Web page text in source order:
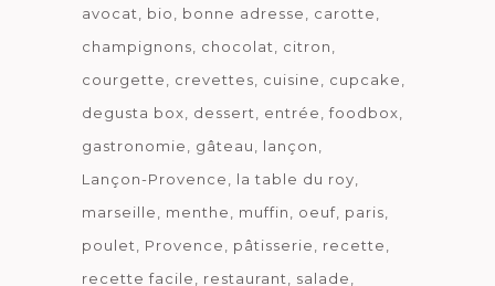
avocat
bio bonne adresse
carotte
champignons
chocolat
citron
courgette
crevettes cuisine
cupcake
degusta box
dessert entrée
foodbox
gastronomie
gâteau
lançon
Lançon-Provence
la table du roy
marseille
menthe muffin oeuf paris
poulet
Provence pâtisserie
recette
recette facile
restaurant
salade